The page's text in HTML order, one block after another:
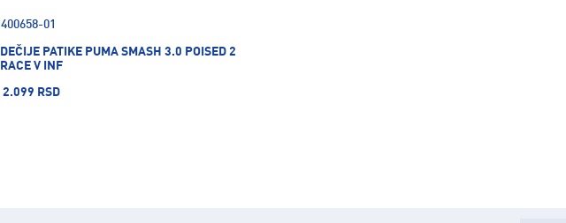
400658-01
DEČIJE PATIKE PUMA SMASH 3.0 POISED 2
RACE V INF
2.099 RSD